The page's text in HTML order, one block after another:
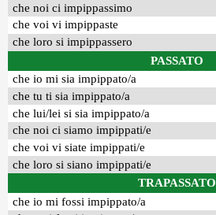
che noi ci impippassimo
che voi vi impippaste
che loro si impippassero
PASSATO
che io mi sia impippato/a
che tu ti sia impippato/a
che lui/lei si sia impippato/a
che noi ci siamo impippati/e
che voi vi siate impippati/e
che loro si siano impippati/e
TRAPASSATO
che io mi fossi impippato/a